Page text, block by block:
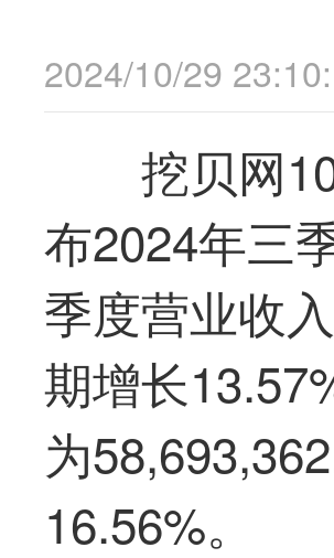
2024/10/29
挖贝网
布2024年三
季度营业收
期增长
为
16.56%。